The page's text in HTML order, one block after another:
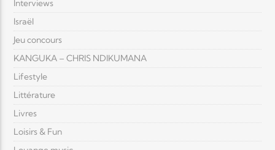
Interviews
Israël
Jeu concours
KANGUKA – CHRIS NDIKUMANA
Lifestyle
Littérature
Livres
Loisirs & Fun